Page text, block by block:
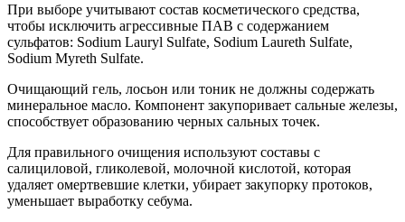
При выборе учитывают состав косметического средства,
чтобы исключить агрессивные ПАВ с содержанием
сульфатов: Sodium Lauryl Sulfate, Sodium Laureth Sulfate,
Sodium Myreth Sulfate.
Очищающий гель, лосьон или тоник не должны содержать
минеральное масло. Компонент закупоривает сальные железы,
способствует образованию черных сальных точек.
Для правильного очищения используют составы с
салициловой, гликолевой, молочной кислотой, которая
удаляет омертвевшие клетки, убирает закупорку протоков,
уменьшает выработку себума.